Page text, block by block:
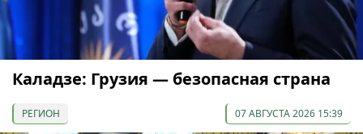
Каладзе: Грузия — безопасная страна
РЕГИОН 07 АВГУСТА 2026 15:39